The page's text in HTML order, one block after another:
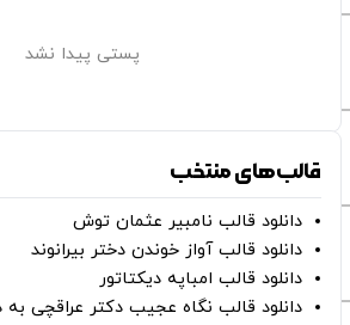
پستی پیدا نشد
قالب‌های منتخب
دانلود قالب نامبیر عثمان ‌توش
دانلود قالب آواز خوندن دختر بیرانوند
دانلود قالب امباپه دیکتاتور
دانلود قالب نگاه عجیب دکتر عراقچی به